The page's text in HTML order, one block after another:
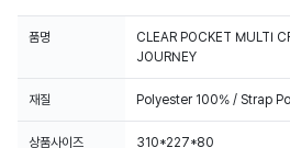
품명
CLEAR POCKET MULTI
JOURNEY
재질 Polyester 100% / Strap
상품사이즈
310*227*80